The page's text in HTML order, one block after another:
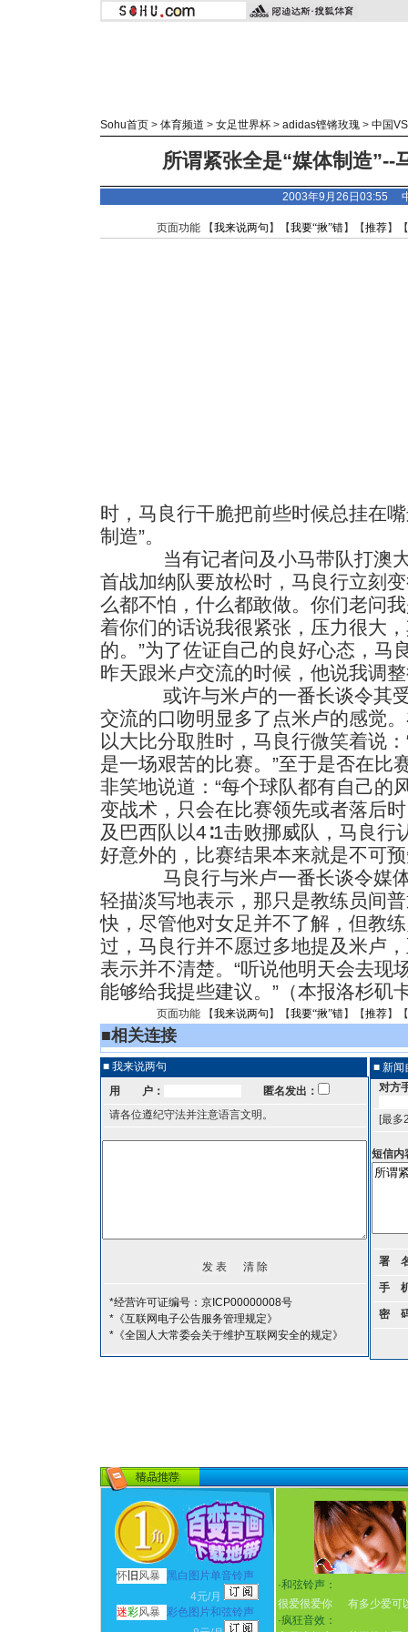
Sohu首页 > 体育频道 > 女足世界杯 > adidas铿锵玫瑰 > 中国
所谓紧张全是“媒体制造”--
2003年9月26日03:55
页面功能 【我来说两句 】【我要“揪”错】【推荐】
时，马良行干脆把前些时候总挂在
制造”。
当有记者问及小马带队打澳大
首战加纳队要放松时，马良行立刻
么都不怕，什么都敢做。你们老问
着你们的话说我很紧张，压力很大
的。”为了佐证自己的良好心态，马
昨天跟米卢交流的时候，他说我调
或许与米卢的一番长谈令其受
交流的口吻明显多了点米卢的感觉
以大比分取胜时，马良行微笑着说
是一场艰苦的比赛。”至于是否在比
非笑地说道：“每个球队都有自己的
变战术，只会在比赛领先或者落后
及巴西队以4∶1击败挪威队，马良行
好意外的，比赛结果本来就是不可预
马良行与米卢一番长谈令媒体
轻描淡写地表示，那只是教练员间
快，尽管他对女足并不了解，但教
过，马良行并不愿过多地提及米卢
表示并不清楚。“听说他明天会去现
能够给我提些建议。”（本报洛杉矶
页面功能 【我来说两句 】【我要“揪”错】【推荐】
■相关连接
■ 我来说两句
用 户：
匿名发出：
请各位遵纪守法并注意语言文明。
*经营许可证编号：京ICP00000008号
*《互联网电子公告服务管理规定》
*《全国人大常委会关于维护互联网安全的规定》
■ 新闻
对方
[最多
短信内
署
手
密
怀 旧 风暴
黑白图片单音铃声
4元/月
迷彩风暴 彩色图片和弦铃声
·和弦铃声：
很爱很爱你
有多少爱可
·疯狂音效：